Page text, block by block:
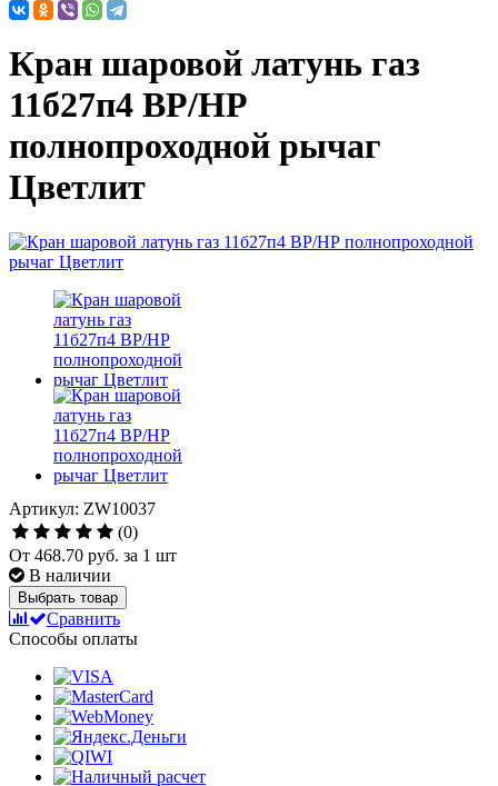
Кран шаровой латунь газ
11б27п4 ВР/НР
полнопроходной рычаг
Цветлит
Артикул: ZW10037
(0)
От 468.70 руб. за 1 шт
В наличии
Выбрать товар
Сравнить
Способы оплаты